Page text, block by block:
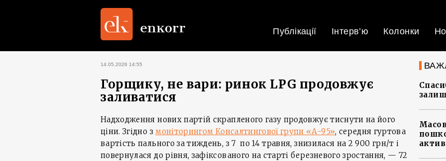
Публікації Інтерв’ю Колонки
14.05.2026 14:55
Горщику, не вари: ринок LPG продовжує
заливатися
Надходження нових партій скрапленого газу продовжує тиснути на його
ціни. Згідно змоніторингом Консалтингової групи «А-95», середня гуртова
вартість пального за тиждень, з 7 по 14 травня, знизилася на 2 900 грн/т і
повернулася до рівня, зафіксованого на старті березневого зростання, — 72